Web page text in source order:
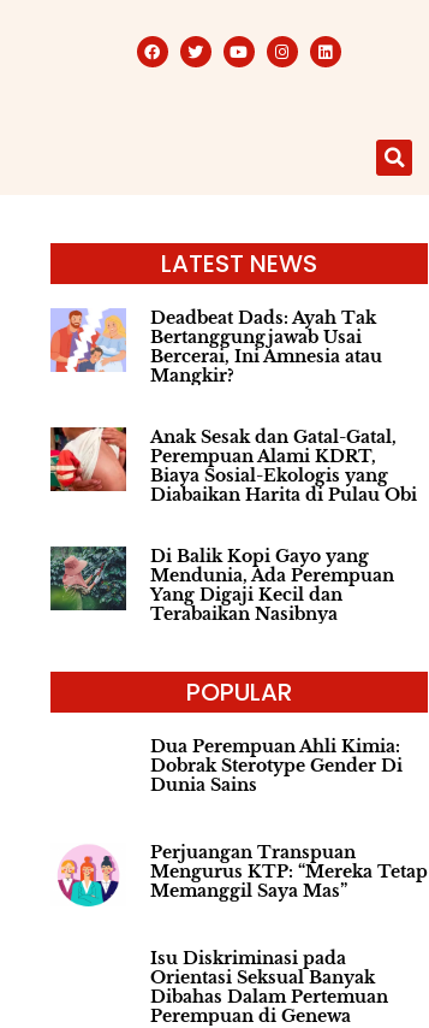
LATEST NEWS
Deadbeat Dads: Ayah Tak
Bertanggungjawab Usai
Bercerai, Ini Amnesia atau
Mangkir?
Anak Sesak dan Gatal-Gatal,
Perempuan Alami KDRT,
Biaya Sosial-Ekologis yang
Diabaikan Harita di Pulau Obi
Di Balik Kopi Gayo yang
Mendunia, Ada Perempuan
Yang Digaji Kecil dan
Terabaikan Nasibnya
POPULAR
Dua Perempuan Ahli Kimia:
Dobrak Sterotype Gender Di
Dunia Sains
Perjuangan Transpuan
Mengurus KTP: “Mereka Tetap
Memanggil Saya Mas”
Isu Diskriminasi pada
Orientasi Seksual Banyak
Dibahas Dalam Pertemuan
Perempuan di Genewa